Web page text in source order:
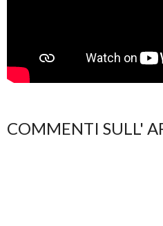
COMMENTI SULL'